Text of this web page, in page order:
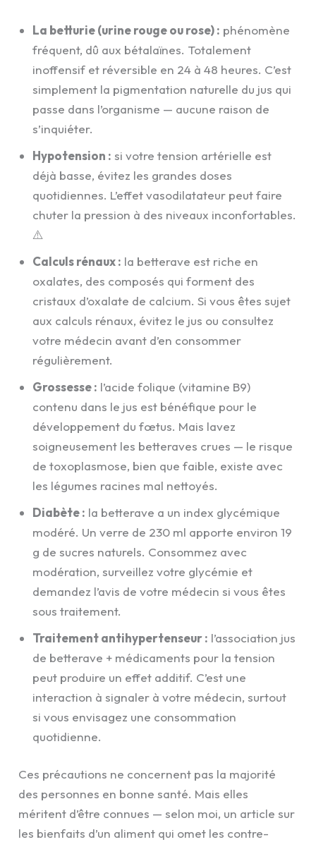
La betturie (urine rouge ou rose) : phénomène
fréquent, dû aux bétalaïnes. Totalement
inoffensif et réversible en 24 à 48 heures. C’est
simplement la pigmentation naturelle du jus qui
passe dans l’organisme — aucune raison de
s’inquiéter.
Hypotension : si votre tension artérielle est
déjà basse, évitez les grandes doses
quotidiennes. L’effet vasodilatateur peut faire
chuter la pression à des niveaux inconfortables.
⚠️
Calculs rénaux : la betterave est riche en
oxalates, des composés qui forment des
cristaux d’oxalate de calcium. Si vous êtes sujet
aux calculs rénaux, évitez le jus ou consultez
votre médecin avant d’en consommer
régulièrement.
Grossesse : l’acide folique (vitamine B9)
contenu dans le jus est bénéfique pour le
développement du fœtus. Mais lavez
soigneusement les betteraves crues — le risque
de toxoplasmose, bien que faible, existe avec
les légumes racines mal nettoyés.
Diabète : la betterave a un index glycémique
modéré. Un verre de 230 ml apporte environ 19
g de sucres naturels. Consommez avec
modération, surveillez votre glycémie et
demandez l’avis de votre médecin si vous êtes
sous traitement.
Traitement antihypertenseur : l’association jus
de betterave + médicaments pour la tension
peut produire un effet additif. C’est une
interaction à signaler à votre médecin, surtout
si vous envisagez une consommation
quotidienne.
Ces précautions ne concernent pas la majorité
des personnes en bonne santé. Mais elles
méritent d’être connues — selon moi, un article sur
les bienfaits d’un aliment qui omet les contre-